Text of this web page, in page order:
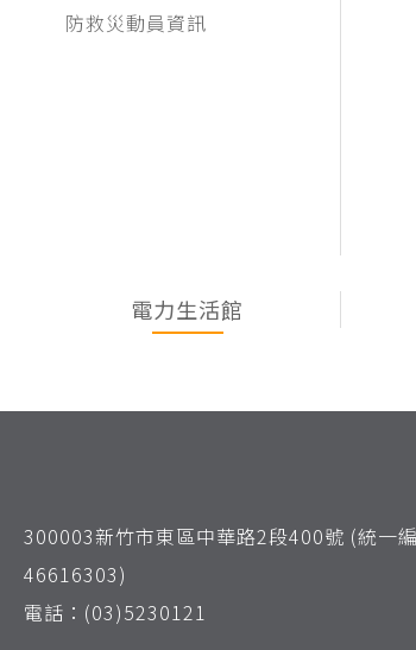
防救災動員資訊
電力生活館
300003新竹市東區中華路2段400號 (統一編
46616303)
電話：(03)5230121